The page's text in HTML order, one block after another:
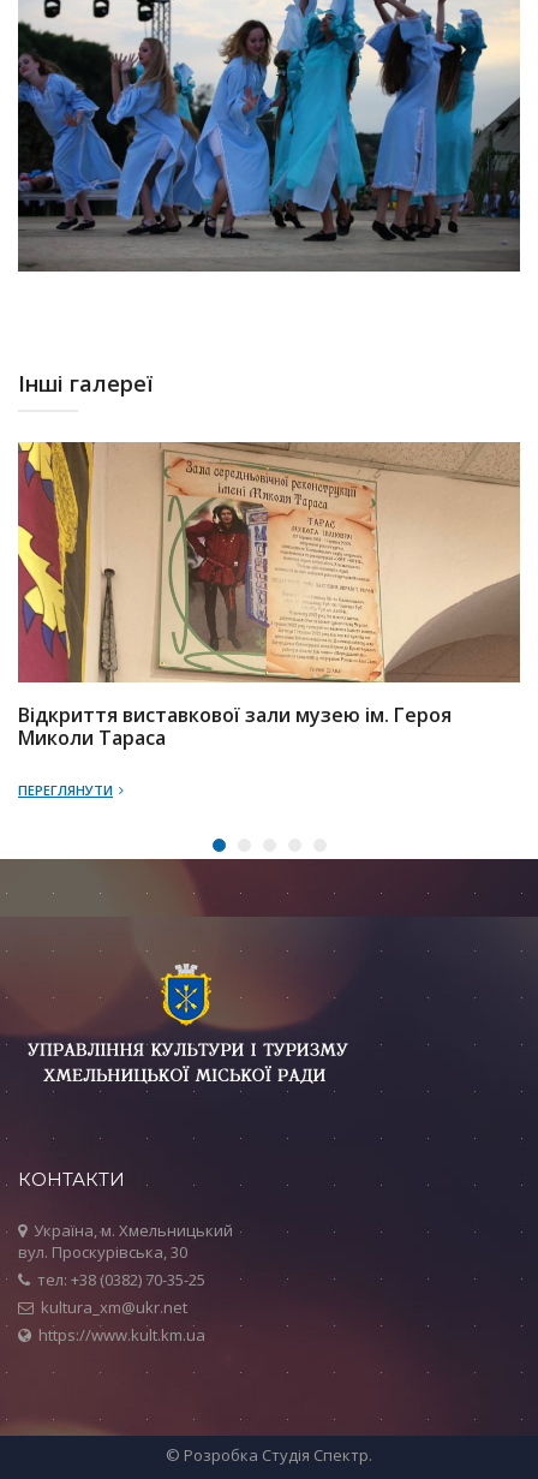
Інші галереї
Відкриття виставкової зали музею ім. Героя
Миколи Тараса
ПЕРЕГЛЯНУТИ
КОНТАКТИ
Україна, м. Хмельницький
вул. Проскурівська, 30
тел: +38 (0382) 70-35-25
kultura_xm@ukr.net
https://www.kult.km.ua
© Розробка Студія Спектр.